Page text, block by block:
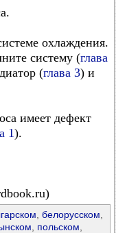
охлаждения.
систему (глава
(глава 3) и
имеет дефект
1).
белорусском
польском